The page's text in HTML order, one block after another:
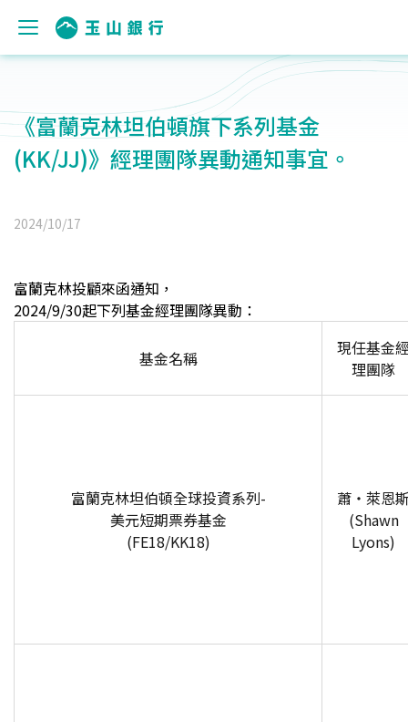
《富蘭克林坦伯頓旗下系列基金
(KK/JJ)》經理團隊異動通知事宜。
2024/10/17
富蘭克林投顧來函通知，
2024/9/30起下列基金經理團隊異動：
基金名稱
現任基金
理團隊
富蘭克林坦伯頓全球投資系列-
美元短期票券基金
(FE18/KK18)
蕭‧萊恩
(Shawn
Lyons)